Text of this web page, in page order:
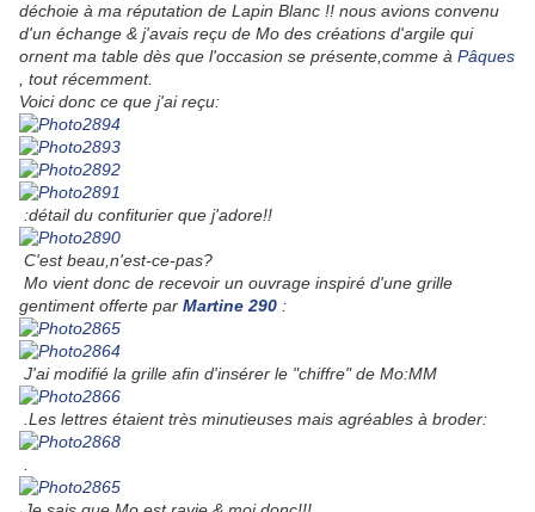
déchoie à ma réputation de Lapin Blanc !! nous avions convenu
d'un échange & j'avais reçu de Mo des créations d'argile qui
ornent ma table dès que l'occasion se présente,comme à Pâques
, tout récemment.
Voici donc ce que j'ai reçu:
:détail du confiturier que j'adore!!
C'est beau,n'est-ce-pas?
Mo vient donc de recevoir un ouvrage inspiré d'une grille
gentiment offerte par Martine 290 :
J'ai modifié la grille afin d'insérer le "chiffre" de Mo:MM
.Les lettres étaient très minutieuses mais agréables à broder: